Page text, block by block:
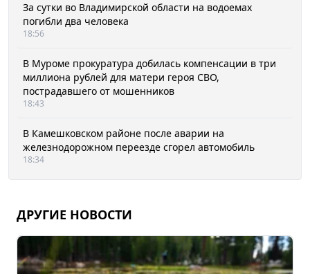
За сутки во Владимирской области на водоемах
погибли два человека
18:56
В Муроме прокуратура добилась компенсации в три
миллиона рублей для матери героя СВО,
пострадавшего от мошенников
18:43
В Камешковском районе после аварии на
железнодорожном переезде сгорел автомобиль
18:34
ДРУГИЕ НОВОСТИ